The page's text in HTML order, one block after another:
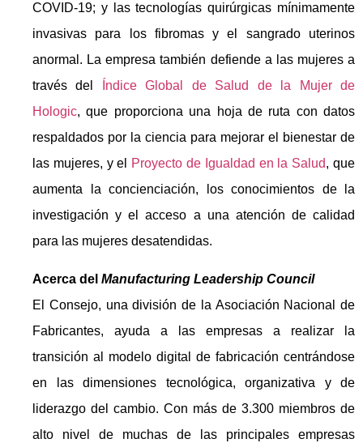
COVID-19; y las tecnologías quirúrgicas mínimamente
invasivas para los fibromas y el sangrado uterinos
anormal. La empresa también defiende a las mujeres a
través del
Índice Global de Salud de la Mujer de
Hologic, que proporciona una hoja de ruta con datos
respaldados por la ciencia para mejorar el bienestar de
las mujeres, y el
Proyecto de Igualdad en la Salud, que
aumenta la concienciación, los conocimientos de la
investigación y el acceso a una atención de calidad
para las mujeres desatendidas.
Acerca del Manufacturing Leadership Council
El Consejo, una división de la Asociación Nacional de
Fabricantes, ayuda a las empresas a realizar la
transición al modelo digital de fabricación centrándose
en las dimensiones tecnológica, organizativa y de
liderazgo del cambio. Con más de 3.300 miembros de
alto nivel de muchas de las principales empresas